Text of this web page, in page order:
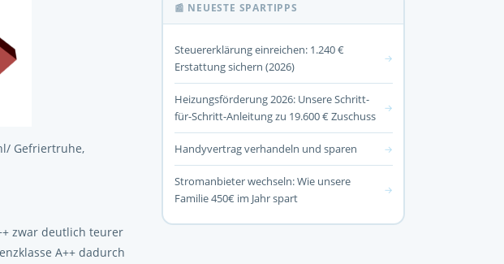
Gefriertruhe,
zwar deutlich teurer
A++ dadurch
📰 NEUESTE SPARTIPPS
Steuererklärung einreichen: 1.240 €
Erstattung sichern (2026)
→
Heizungsförderung 2026: Unsere Schritt-
für-Schritt-Anleitung zu 19.600 € Zuschuss
→
Handyvertrag verhandeln und sparen →
Stromanbieter wechseln: Wie unsere
Familie 450€ im Jahr spart
→